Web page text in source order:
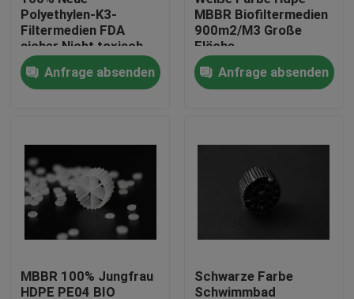
Qualitätskontrolle
Treten Sie mit uns in Verbindung
Fordern Sie ein Zitat
MBBR-Filtermedien
MBBR-Biomedien
Polyethylen-K3-
Filtermedien FDA
sicher Nicht toxisch
K1 Mikrofilter MBBR
Biover-Reaktor China
Hersteller
Anfrage absenden
MBBR Biofiltermedien
900m2/M3 Große
Fläche
Anfrage absenden
MBBR 100% Jungfrau
HDPE PE04 BIO
Schwarze Farbe
Schwimmbad